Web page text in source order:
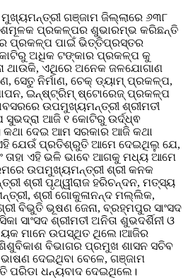
ଗଞ୍ଜାମ ଜିଲ୍ଲାରେ ୬୩୮
ପ୍ରକଳ୍ପର ଶୁଭାରମ୍ଭ କରିଛନ୍ତି
ପ୍ରକଳ୍ପ ପାଇଁ ଭିତ୍ତିପ୍ରସ୍ତର
ଅଧିକ ଟଙ୍କାର ପ୍ରକଳ୍ପ କୁ
ଥାଉକି, ଏଥିରେ ଅନେକ ଜଳଯୋଗାଣ
ନିର୍ମାଣ, ଚେକ୍‍ ଡ୍ୟାମ୍‍ ପ୍ରକଳ୍ପ,
ଇନ୍‍ଷ୍ଟ୍ରିମ୍‍ ଷ୍ଟୋରେଜ୍‍ ପ୍ରକଳ୍ପ
ଉପମୁଖ୍ୟମନ୍ତ୍ରୀ ଶ୍ରୀମତୀ
ସୁଭଦ୍ରା ଆଜି ୧ କୋଟିରୁ ଉର୍ଦ୍ଧ୍ଵ
କଥା ଦେଇ ଆମ ସରକାର ଆଜି କଥା
ଯେଉଁ ପ୍ରତିଶ୍ରୁତି ଆମେ ଦେଇଥିଲୁ ଯେ,
ତାହା ଏହି ଭଳି ଭାବେ ଆଗକୁ ମଧ୍ୟ ଆମେ
ଉପମୁଖ୍ୟମନ୍ତ୍ରୀ ଶ୍ରୀ କନକ
ଶ୍ରୀ ପୃଥ୍ୱୀରାଜ ହରିଚନ୍ଦନ, ମତ୍ସ୍ୟ
ଶ୍ରୀ ଗୋକୁଳାନନ୍ଦ ମଲ୍ଲିକ,
ବିଭୁତି ଭୂଷଣ ଜେନା, ବ୍ରହ୍ମପୁର ସାଂସଦ
ସାଂସଦ ଶ୍ରୀମତୀ ଅନିତା ଶୁଭଦର୍ଶିନୀ ଓ
ମାନେ ଉପସ୍ଥିତ ଥିଲେ।ଆଜିର
ଶିଶୁବିକାଶ ବିଭାଗର ପ୍ରମୁଖ ଶାସନ ସଚିବ
ଭାଷଣ ଦେଇଥିବା ବେଳେ, ଗଞ୍ଜାମ
ପରିଡା ଧନ୍ୟବାଦ ଦେଇଥିଲେ।